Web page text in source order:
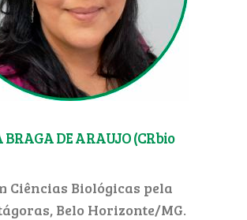
DE ARAUJO (CRbio
Ciências Biológicas pela
Belo Horizonte/MG.